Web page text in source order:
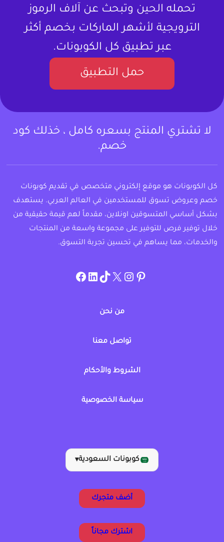
تحمله الحين وتبحث عن آلاف الرموز
الترويجية لأشهر الماركات بخصم أكثر
عبر تطبيق كل الكوبونات.
حمل التطبيق
لا تشتري المنتج بسعره كامل ، خذلك كود
خصم.
كل الكوبونات هو موقع إلكتروني متخصص في تقديم كوبونات
خصم وعروض تسوق للمستخدمين في العالم العربي. يستهدف
بشكل أساسي المتسوقين اونلاين، مقدماً لهم قيمة حقيقية من
خلال توفير فرص للتوفير على مجموعة واسعة من المنتجات
والخدمات، مما يساهم في تحسين تجربة التسوق.
pinterest
allcouponat
twitter
TikTok
linkedin
facebook
من نحن
تواصل معنا
الشروط والأحكام
سياسة الخصوصية
كوبونات السعودية▾
أضف متجرك
اشترك مجاناً